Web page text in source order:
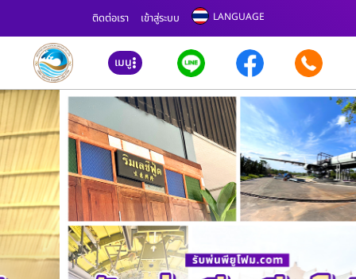
ติดต่อเรา เข้าสู่ระบบ LANGUAGE
เมนู